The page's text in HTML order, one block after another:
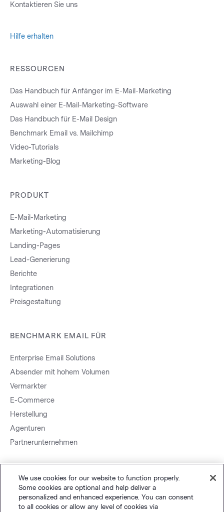
Kontaktieren Sie uns
Hilfe erhalten
RESSOURCEN
Das Handbuch für Anfänger im E-Mail-Marketing
Auswahl einer E-Mail-Marketing-Software
Das Handbuch für E-Mail Design
Benchmark Email vs. Mailchimp
Video-Tutorials
Marketing-Blog
PRODUKT
E-Mail-Marketing
Marketing-Automatisierung
Landing-Pages
Lead-Generierung
Berichte
Integrationen
Preisgestaltung
BENCHMARK EMAIL FÜR
Enterprise Email Solutions
Absender mit hohem Volumen
Vermarkter
E-Commerce
Herstellung
Agenturen
Partnerunternehmen
Sitemap. Datenschutz &AGB Cookie-Einstellungen
We use cookies for our website to function properly.
Some cookies are optional and help deliver a
personalized and enhanced experience. You can consent
to all cookies or allow any level of cookies via